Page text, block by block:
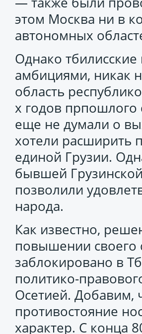
этом Москва ни в
автономных
Однако
амбициями, никак
область
х годов прпошлого
еще не думали о
хотели расширить
единой Грузии.
бывшей
позволили
народа.
Как известно,
повышении своего
заблокировано в
политико-
Осетией. Добавим,
противостояние
характер. С конца